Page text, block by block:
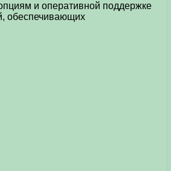
и оперативной поддержке
обеспечивающих